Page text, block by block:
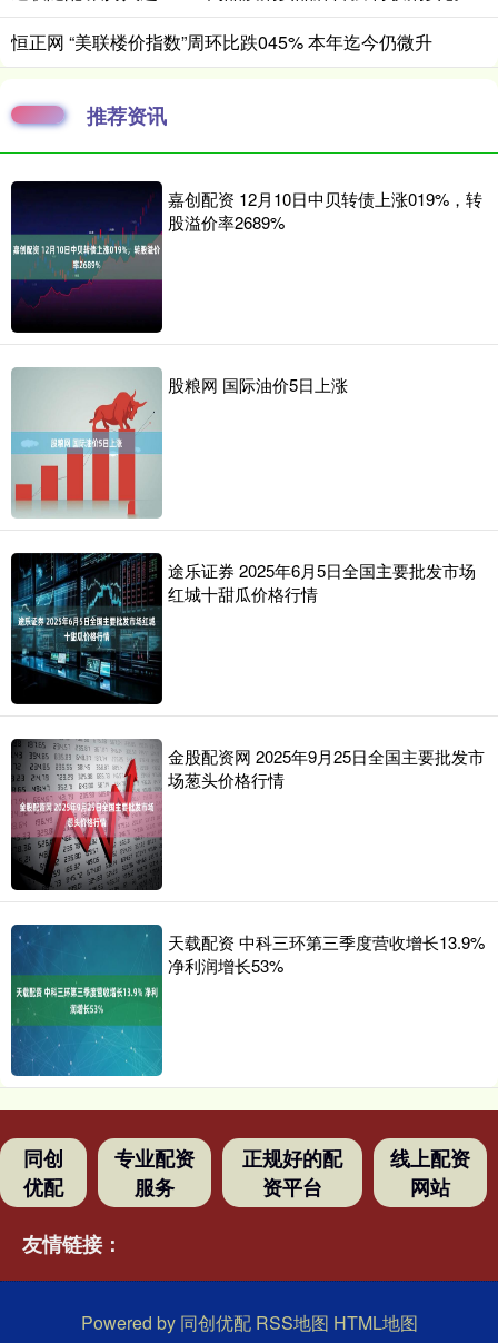
恒正网 “美联楼价指数”周环比跌045% 本年迄今仍微升
推荐资讯
嘉创配资 12月10日中贝转债上涨019%，转
股溢价率2689%
股粮网 国际油价5日上涨
途乐证券 2025年6月5日全国主要批发市场
红城十甜瓜价格行情
金股配资网 2025年9月25日全国主要批发市
场葱头价格行情
天载配资 中科三环第三季度营收增长13.9%
净利润增长53%
同创
优配
专业配资
服务
正规好的配
资平台
线上配资
网站
友情链接：
Powered by 同创优配 RSS地图 HTML地图